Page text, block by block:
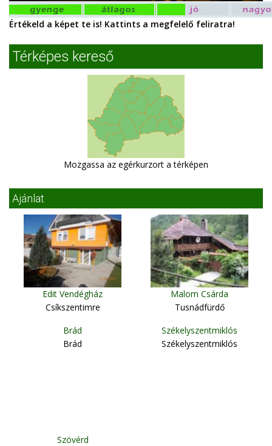
Értékeld a képet te is! Kattints a megfelelő feliratra!
Térképes kereső
Mozgassa az egérkurzort a térképen
Ajánlat
Edit Vendégház
Csíkszentimre
Malom Csárda
Tusnádfürdő
Brád
Brád
Székelyszentmiklós
Székelyszentmiklós
Szövérd